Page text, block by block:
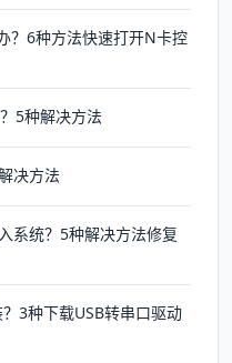
？6种方法快速打开N卡控
5种解决方法
决方法
系统？5种解决方法修复
3种下载USB转串口驱动